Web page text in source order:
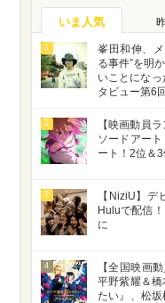
いま人気
1
峯田和伸、
る事件”を明
いことにな
タビュー第6回
2
【映画動員
ソードアー
ート！2位＆
3
【NiziU】
Huluで配信
に
4
【全国映画
平野紫耀＆
たい』、松